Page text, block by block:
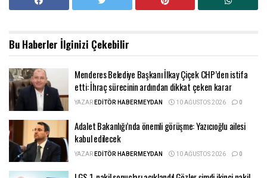
Bu Haberler İlginizi Çekebilir
Menderes Belediye Başkanı İlkay Çiçek CHP’den istifa
etti: İhraç sürecinin ardından dikkat çeken karar
YAZAREDITÖR HABERMEYDAN 10 AĞUSTOS 2026 0
Adalet Bakanlığı’nda önemli görüşme: Yazıcıoğlu ailesi
kabul edilecek
YAZAREDITÖR HABERMEYDAN 10 AĞUSTOS 2026 0